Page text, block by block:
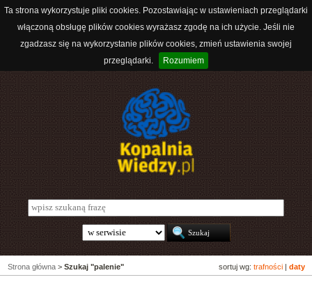
Ta strona wykorzystuje pliki cookies. Pozostawiając w ustawieniach przeglądarki
włączoną obsługę plików cookies wyrażasz zgodę na ich użycie. Jeśli nie
zgadzasz się na wykorzystanie plików cookies, zmień ustawienia swojej
przeglądarki.
Rozumiem
sortuj wg: trafności daty
Strona główna > Szukaj "palenie"